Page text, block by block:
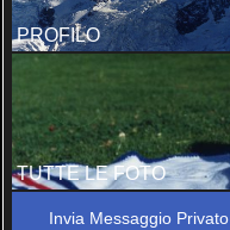
PROFILO
TUTTE LE FOTO
Invia Messaggio Privato